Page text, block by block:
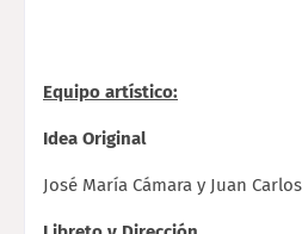
Equipo artístico:
Idea Original
José María Cámara y Juan